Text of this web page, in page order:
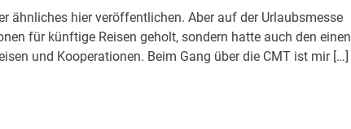
ähnliches hier veröffentlichen. Aber auf der Urlaubsmesse
für künftige Reisen geholt, sondern hatte auch den einen
und Kooperationen. Beim Gang über die CMT ist mir […]